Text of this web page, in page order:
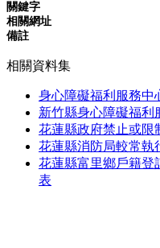
關鍵字
相關網址
備註
相關資料集
身心障礙福利服務中
新竹縣身心障礙福利
花蓮縣政府禁止或限
花蓮縣消防局較常執
花蓮縣富里鄉戶籍登
表